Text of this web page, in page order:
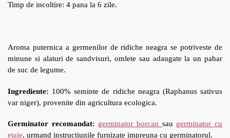
Timp de incoltire: 4 pana la 6 zile.
Aroma puternica a germenilor de ridiche neagra se potriveste de
minune si alaturi de sandvisuri, omlete sau adaugate la un pahar
de suc de legume.
Ingrediente: 100% seminte de ridiche neagra (Raphanus sativus
var niger), provenite din agricultura ecologica.
Germinator recomandat: germinator borcan sau germinator cu
etaje, urmand instructiunile furnizate impreuna cu germinatorul.